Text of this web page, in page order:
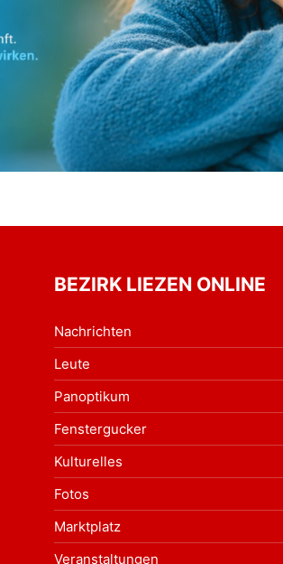
BEZIRK LIEZEN ONLINE
Nachrichten
Leute
Panoptikum
Fenstergucker
Kulturelles
Fotos
Marktplatz
Veranstaltungen